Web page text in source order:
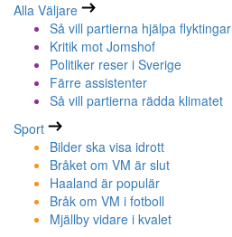
Alla Väljare
Så vill partierna hjälpa flyktingar
Kritik mot Jomshof
Politiker reser i Sverige
Färre assistenter
Så vill partierna rädda klimatet
Sport
Bilder ska visa idrott
Bråket om VM är slut
Haaland är populär
Bråk om VM i fotboll
Mjällby vidare i kvalet